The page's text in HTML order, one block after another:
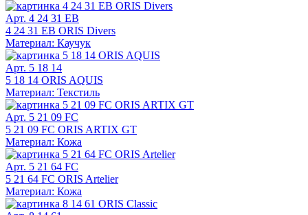
Арт. 4 24 31 EB
4 24 31 EB ORIS Divers
Материал: Каучук
Арт. 5 18 14
5 18 14 ORIS AQUIS
Материал: Текстиль
Арт. 5 21 09 FC
5 21 09 FC ORIS ARTIX GT
Материал: Кожа
Арт. 5 21 64 FC
5 21 64 FC ORIS Artelier
Материал: Кожа